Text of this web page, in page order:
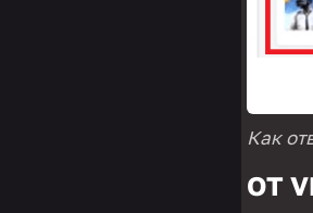
Как
ОТ